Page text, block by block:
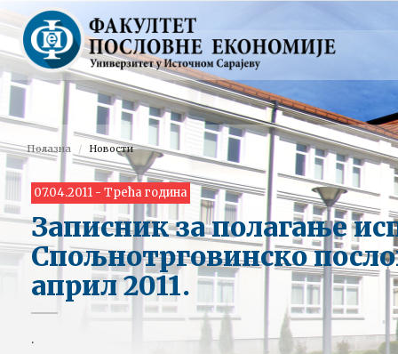
Полазна Новости
07.04.2011 - Трећа година
Записник за полагање
Спољнотрговинско
април 2011.
.